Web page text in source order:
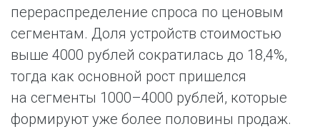
перераспределение спроса по ценовым
сегментам. Доля устройств стоимостью
выше 4000 рублей сократилась до 18,4%,
тогда как основной рост пришелся
на сегменты 1000–4000 рублей, которые
формируют уже более половины продаж.